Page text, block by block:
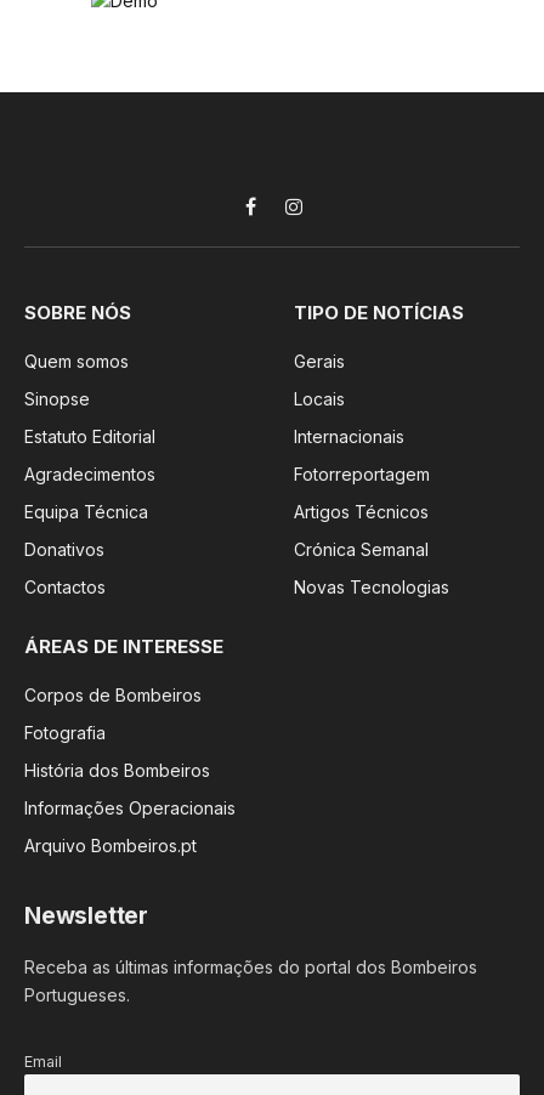
FacebookInstagram
SOBRE NÓS
Quem somos
Sinopse
Estatuto Editorial
Agradecimentos
Equipa Técnica
Donativos
Contactos
TIPO DE NOTÍCIAS
Gerais
Locais
Internacionais
Fotorreportagem
Artigos Técnicos
Crónica Semanal
Novas Tecnologias
ÁREAS DE INTERESSE
Corpos de Bombeiros
Fotografia
História dos Bombeiros
Informações Operacionais
Arquivo Bombeiros.pt
Newsletter
Receba as últimas informações do portal dos Bombeiros
Portugueses.
Email